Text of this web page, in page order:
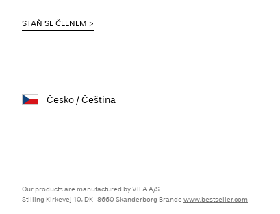
STAŇ SE ČLENEM
Česko / Čeština
Our products are manufactured by VILA A/S
Stilling Kirkevej 10, DK-8660 Skanderborg Brande www.bestseller.com